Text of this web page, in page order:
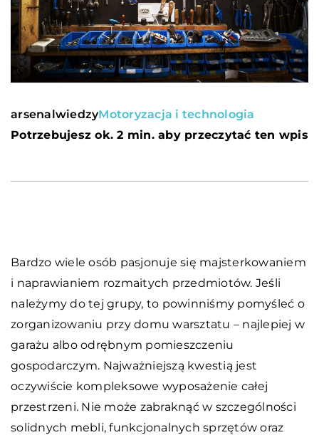
arsenalwiedzyMotoryzacja i technologia
Potrzebujesz ok. 2 min. aby przeczytać ten wpis
Bardzo wiele osób pasjonuje się majsterkowaniem
i naprawianiem rozmaitych przedmiotów. Jeśli
należymy do tej grupy, to powinniśmy pomyśleć o
zorganizowaniu przy domu warsztatu – najlepiej w
garażu albo odrębnym pomieszczeniu
gospodarczym. Najważniejszą kwestią jest
oczywiście kompleksowe wyposażenie całej
przestrzeni. Nie może zabraknąć w szczególności
solidnych mebli, funkcjonalnych sprzętów oraz